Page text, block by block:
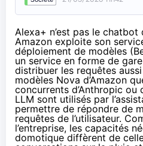
Alexa+ n’est pas le chatbot
Amazon exploite son
déploiement de modèles
un service en forme de
distribuer les requêtes
modèles Nova d’Amazon
concurrents d’Anthropic ou
LLM sont utilisés par
permettre de répondre de
requêtes de l’utilisateur.
l’entreprise, les capacités
domotique diffèrent de